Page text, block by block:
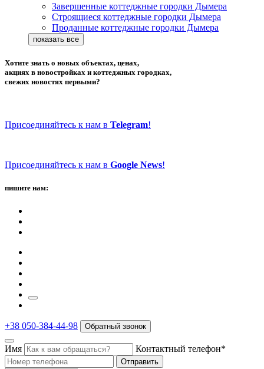
Завершенные коттеджные городки Дымера
Строящиеся коттеджные городки Дымера
Проданные коттеджные городки Дымера
Хотите знать о новых объектах, ценах,
акциях в новостройках и коттеджных городках,
свежих новостях первыми?
Присоединяйтесь к нам в Telegram!
Присоединяйтесь к нам в Google News!
пишите нам:
+38 050-384-44-98 Обратный звонок
Имя Контактный телефон*
Отправить